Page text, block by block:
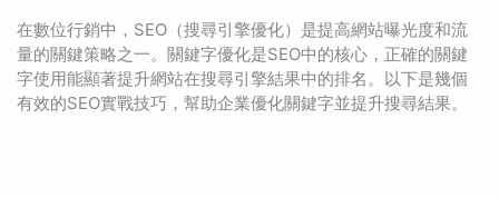
在數位行銷中，SEO（搜尋引擎優化）是提高網站曝光度和流
量的關鍵策略之一。關鍵字優化是SEO中的核心，正確的關鍵
字使用能顯著提升網站在搜尋引擎結果中的排名。以下是幾個
有效的SEO實戰技巧，幫助企業優化關鍵字並提升搜尋結果。